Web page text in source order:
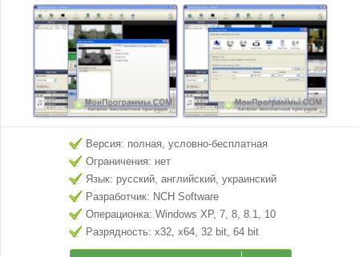
Версия: полная, условно-бесплатная
Ограничения: нет
Язык: русский, английский, украинский
Разработчик: NCH Software
Операционка: Windows XP, 7, 8, 8.1, 10
Разрядность: x32, x64, 32 bit, 64 bit